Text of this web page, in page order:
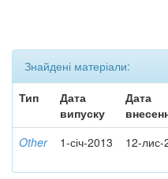
Знайдені матеріали:
Тип
Дата
випуску
Дата
Other 1-січ-2013 12-лис-